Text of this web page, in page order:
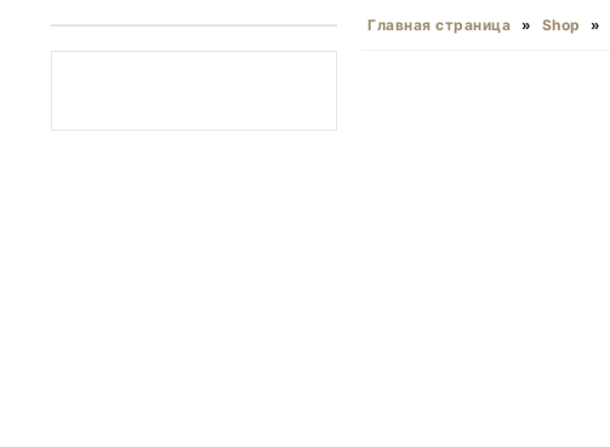
Главная страница » Shop »